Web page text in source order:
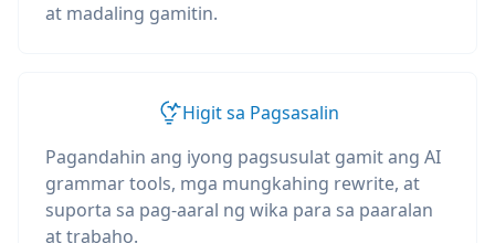
at madaling gamitin.
Higit sa Pagsasalin
Pagandahin ang iyong pagsusulat gamit ang AI
grammar tools, mga mungkahing rewrite, at
suporta sa pag-aaral ng wika para sa paaralan
at trabaho.